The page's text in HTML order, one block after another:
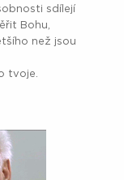
sdílejí
Bohu,
než jsou
tvoje.